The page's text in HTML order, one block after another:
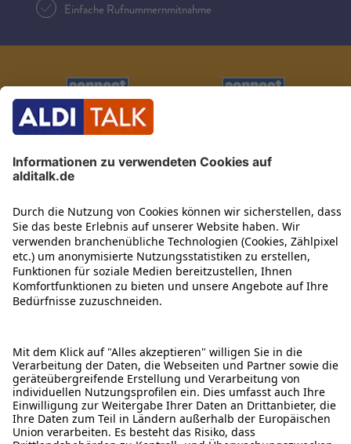
Einfache Rufnummernmitnahme
ALDI TALK WEBSHOP
ALDI TALK MOBILFUNK